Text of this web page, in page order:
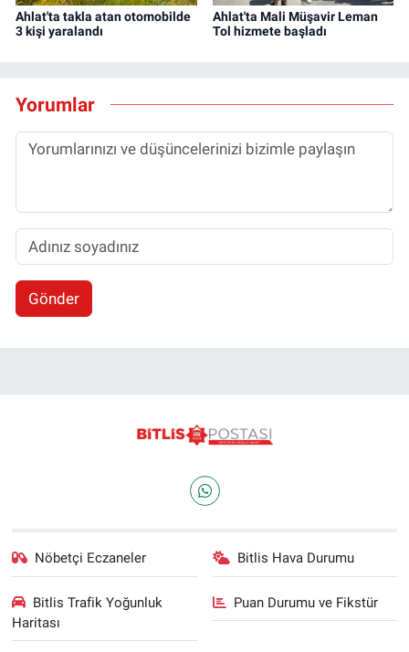
Ahlat'ta takla atan otomobilde
3 kişi yaralandı
Ahlat'ta Mali Müşavir Leman
Tol hizmete başladı
Yorumlar
Gönder
Nöbetçi Eczaneler Bitlis Hava Durumu
Bitlis Trafik Yoğunluk
Haritası
Puan Durumu ve Fikstür